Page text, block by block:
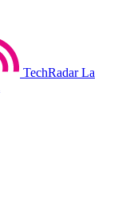
TechRadar La